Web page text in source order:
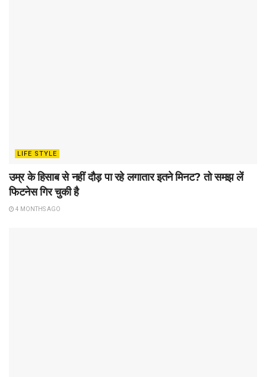
LIFE STYLE
उम्र के हिसाब से नहीं दौड़ पा रहे लगातार इतने मिनट? तो समझ लें
फिटनेस गिर चुकी है
4 MONTHS AGO